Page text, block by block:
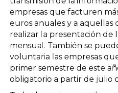
empresas que facturen
euros anuales y a aquellas
realizar la presentación de
mensual. También se
voluntaria las empresas
primer semestre de este
obligatorio a partir de julio